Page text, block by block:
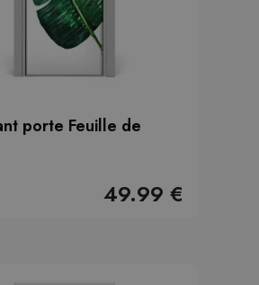
porte Feuille de
49.99 €